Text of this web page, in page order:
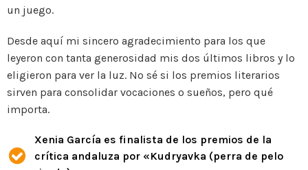
un juego.
Desde aquí mi sincero agradecimiento para los que
leyeron con tanta generosidad mis dos últimos libros y lo
eligieron para ver la luz. No sé si los premios literarios
sirven para consolidar vocaciones o sueños, pero qué
importa.
Xenia García es finalista de los premios de la
crítica andaluza por «Kudryavka (perra de pelo